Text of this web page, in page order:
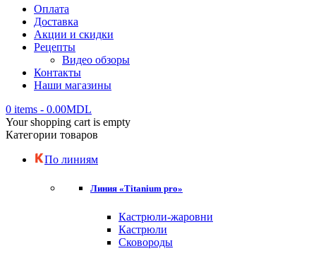
Оплата
Доставка
Акции и скидки
Рецепты
Видео обзоры
Контакты
Наши магазины
0 items - 0.00MDL
Your shopping cart is empty
Категории товаров
По линиям
Линия «Titanium pro»
Кастрюли-жаровни
Кастрюли
Сковороды